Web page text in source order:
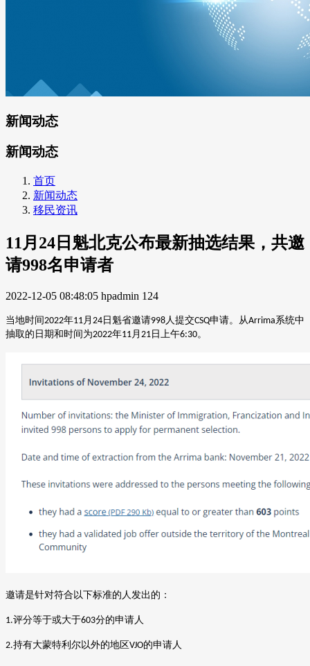
新闻动态
新闻动态
首页
新闻动态
移民资讯
11月24日魁北克公布最新抽选结果，共邀
请998名申请者
2022-12-05 08:48:05 hpadmin 124
当地时间2022年11 月 24 日魁省邀请998 人提交CSQ申请。 从Arrima 系统中
抽取的日期和时间 为2022年11 月 21 日上午6:30。
邀请是针对符合以下标准的人发出的：
1.评分等于或大于603分的申请人
2.持有大蒙特利尔以外的地区VJO的申请人